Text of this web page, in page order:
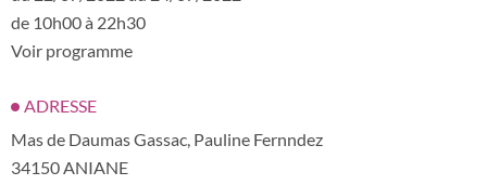
de 10h00 à 22h30
Voir programme
ADRESSE
Mas de Daumas Gassac, Pauline Fernndez
34150 ANIANE